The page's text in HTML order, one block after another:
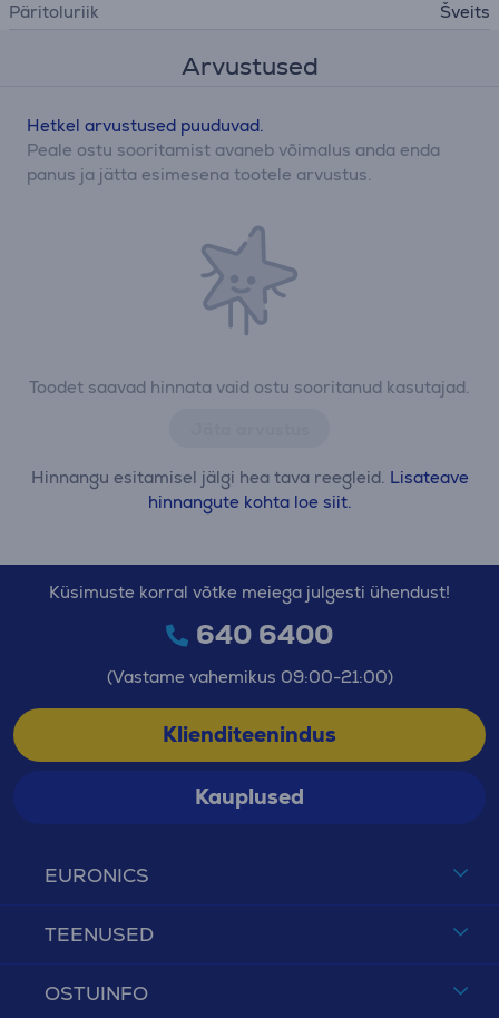
Päritoluriik Šveits
Arvustused
Toodet saavad hinnata vaid ostu sooritanud kasutajad.
Hinnangu esitamisel jälgi hea tava reegleid. Lisateave
hinnangute kohta loe siit.
Hetkel arvustused puuduvad.
Peale ostu sooritamist avaneb võimalus anda enda
panus ja jätta esimesena tootele arvustus.
EURONICS
TEENUSED
OSTUINFO
Küsimuste korral võtke meiega julgesti ühendust!
640 6400
(Vastame vahemikus 09:00-21:00)
Klienditeenindus
Kauplused